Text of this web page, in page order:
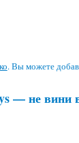
. Вы можете
— не вини